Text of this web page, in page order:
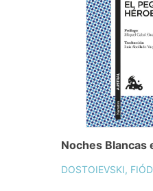
Noches Blancas
DOSTOIEVSKI,